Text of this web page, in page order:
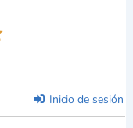
Inicio de sesión